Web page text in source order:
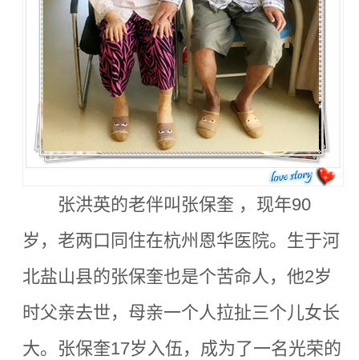
张洪英的老伴叫张保奎 ，现年90
岁，老两口同住在杭州恩华医院。生于河
北盐山县的张保奎也是个苦命人，他2岁
时父亲去世，母亲一个人拉扯三个儿女长
大。张保奎17岁入伍，成为了一名光荣的